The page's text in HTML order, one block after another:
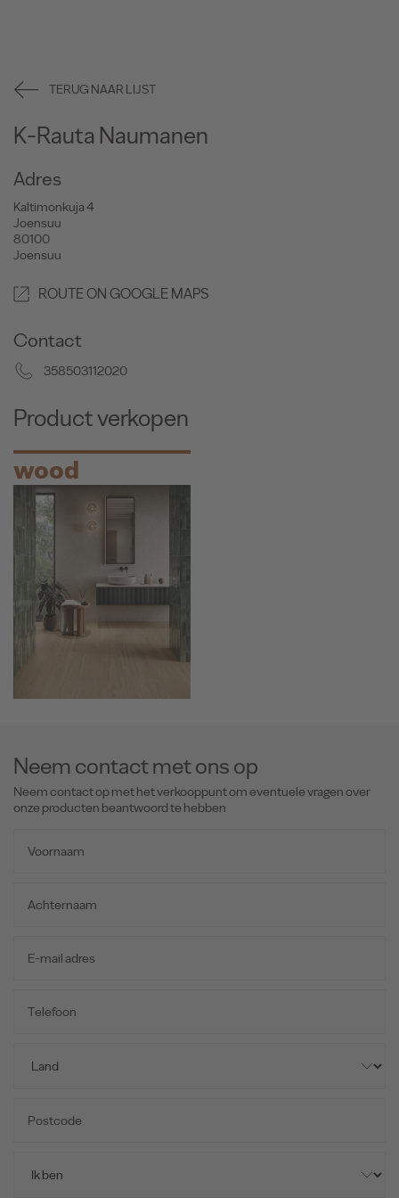
TERUG NAAR LIJST
K-Rauta Naumanen
Adres
Kaltimonkuja 4
Joensuu
80100
Joensuu
ROUTE ON GOOGLE MAPS
Contact
358503112020
Product verkopen
wood
Neem contact met ons op
Neem contact op met het verkooppunt om eventuele vragen over
onze producten beantwoord te hebben